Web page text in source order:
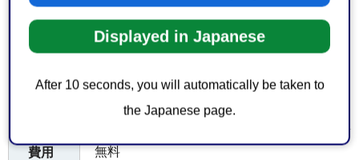
Displayed in Japanese
After 10 seconds, you will automatically be taken to
the Japanese page.
お持
ちし
てい
くも
なし
費用 無料